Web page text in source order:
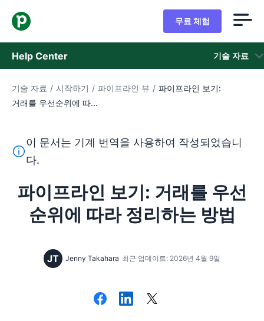
무료 체험
Help Center 기술 자료
기술 자료
지원 팀 문의
기술 자료 / 시작하기 / 파이프라인 뷰 / 파이프라인 보기:
거래를 우선순위에 따...
이 텍스트는 기계 번역 도구를 사용하여 영어를 번역한 것
이 문서는 기계 번역을 사용하여 작성되었습니
다.
파이프라인 보기: 거래를 우선
순위에 따라 정리하는 방법
JT Jenny Takahara 최근 업데이트: 2026년 4월 9일